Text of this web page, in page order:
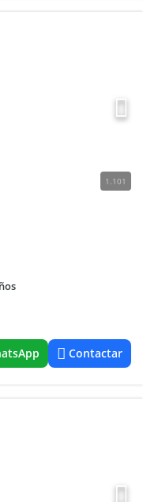
1.101
Contactar